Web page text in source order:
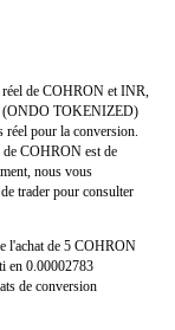
réel de COHRON et INR,
(ONDO TOKENIZED)
pour la conversion.
de COHRON est de
nous vous
trader pour consulter
l'achat de 5 COHRON
en 0.00002783
de conversion